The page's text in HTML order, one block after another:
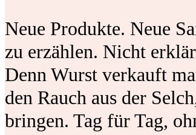
Neue Produkte. Neue
zu erzählen. Nicht
Denn Wurst verkauft
den Rauch aus der
bringen. Tag für Tag,